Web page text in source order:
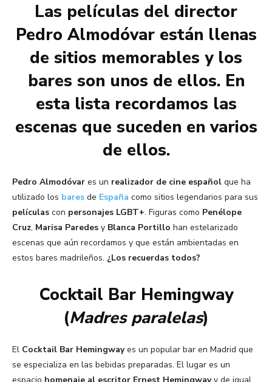
Las películas del director
Pedro Almodóvar están llenas
de sitios memorables y los
bares son unos de ellos. En
esta lista recordamos las
escenas que suceden en varios
de ellos.
Pedro Almodóvar es un realizador de cine español que ha
utilizado los bares de España como sitios legendarios para sus
películas con personajes LGBT+. Figuras como Penélope
Cruz, Marisa Paredes y Blanca Portillo han estelarizado
escenas que aún recordamos y que están ambientadas en
estos bares madrileños. ¿Los recuerdas todos?
Cocktail Bar Hemingway
(Madres paralelas)
El Cocktail Bar Hemingwayes un popular bar en Madrid que
se especializa en las bebidas preparadas. El lugar es un